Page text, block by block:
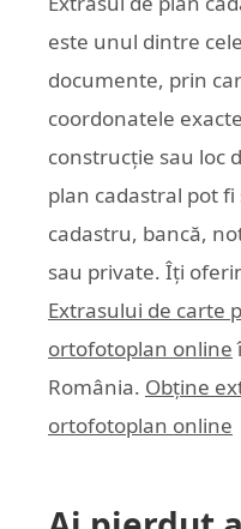
este unul dintre
documente, prin
coordonatele
construcție sau loc
plan cadastral pot
cadastru, bancă,
sau private. Îți
Extrasului de carte
ortofotoplan online
România. Obține
ortofotoplan online